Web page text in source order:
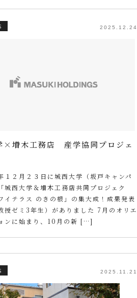
2025.12.24
×増木工務店 産学協同プロジェ
１２月２３日に城西大学（坂戸キャンパ
城西大学＆増木工務店共同プロジェク
テラス のきの根」の集大成！成果発表
授ゼミ3年生）がありました 7月のオリエ
ンに始まり、10月の新 […]
2025.11.21